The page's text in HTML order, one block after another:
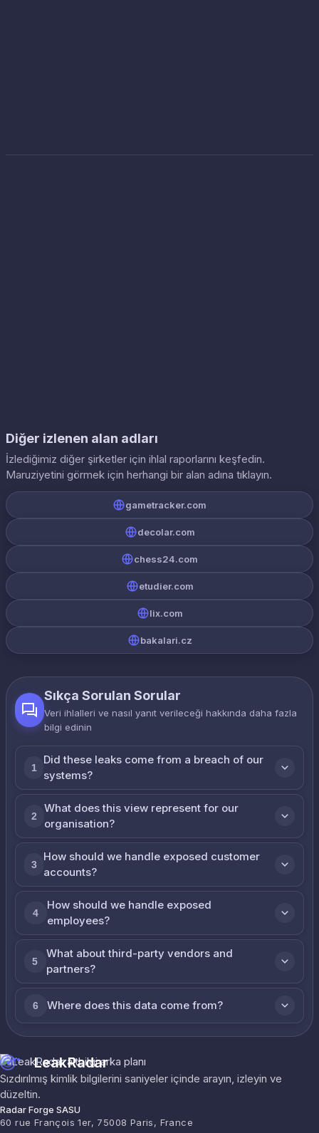
Diğer izlenen alan adları
İzlediğimiz diğer şirketler için ihlal raporlarını keşfedin.
Maruziyetini görmek için herhangi bir alan adına tıklayın.
gametracker.com
decolar.com
chess24.com
etudier.com
lix.com
bakalari.cz
Sıkça Sorulan Sorular
Veri ihlalleri ve nasıl yanıt verileceği hakkında daha fazla
bilgi edinin
1
Did these leaks come from a breach of our
systems?
2
What does this view represent for our
organisation?
3
How should we handle exposed customer
accounts?
4
How should we handle exposed
employees?
5
What about third-party vendors and
partners?
6 Where does this data come from?
LeakRadar
Sızdırılmış kimlik bilgilerini saniyeler içinde arayın, izleyin ve
düzeltin.
Radar Forge SASU
60 rue François 1er, 75008 Paris, France